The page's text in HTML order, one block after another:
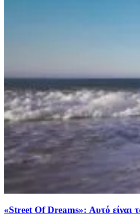
«Street Of Dreams»: Αυτό είναι